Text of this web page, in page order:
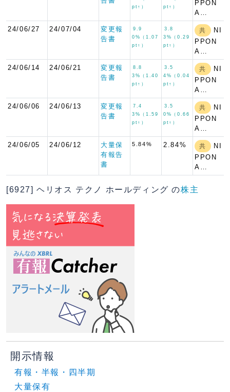
pt↑）
pt↑）
PPON
A…
24/06/27 24/07/04
変更報
告書
9.9
0%（1.07
pt↑）
3.8
3%（0.29
pt↑）
共
NI
PPON
A…
24/06/14 24/06/21
変更報
告書
8.8
3%（1.40
pt↑）
3.5
4%（0.04
pt↑）
共
NI
PPON
A…
24/06/06 24/06/13
変更報
告書
7.4
3%（1.59
pt↑）
3.5
0%（0.66
pt↑）
共
NI
PPON
A…
24/06/05 24/06/12
大量保
有報告
書
5.84% 2.84% 共
NI
PPON
A…
[6927] ヘリオス テクノ ホールディング の株主
開示情報
有報・半報・四半期
大量保有